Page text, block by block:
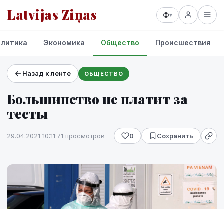
Latvijas Ziņas ▾
Проекты и сервисы
Прогноз погоды
Экономика Общество Происшествия
Назад к ленте ОБЩЕСТВО
Большинство не платит за
тесты
29.04.2021 10:11·71 просмотров 0 Сохранить